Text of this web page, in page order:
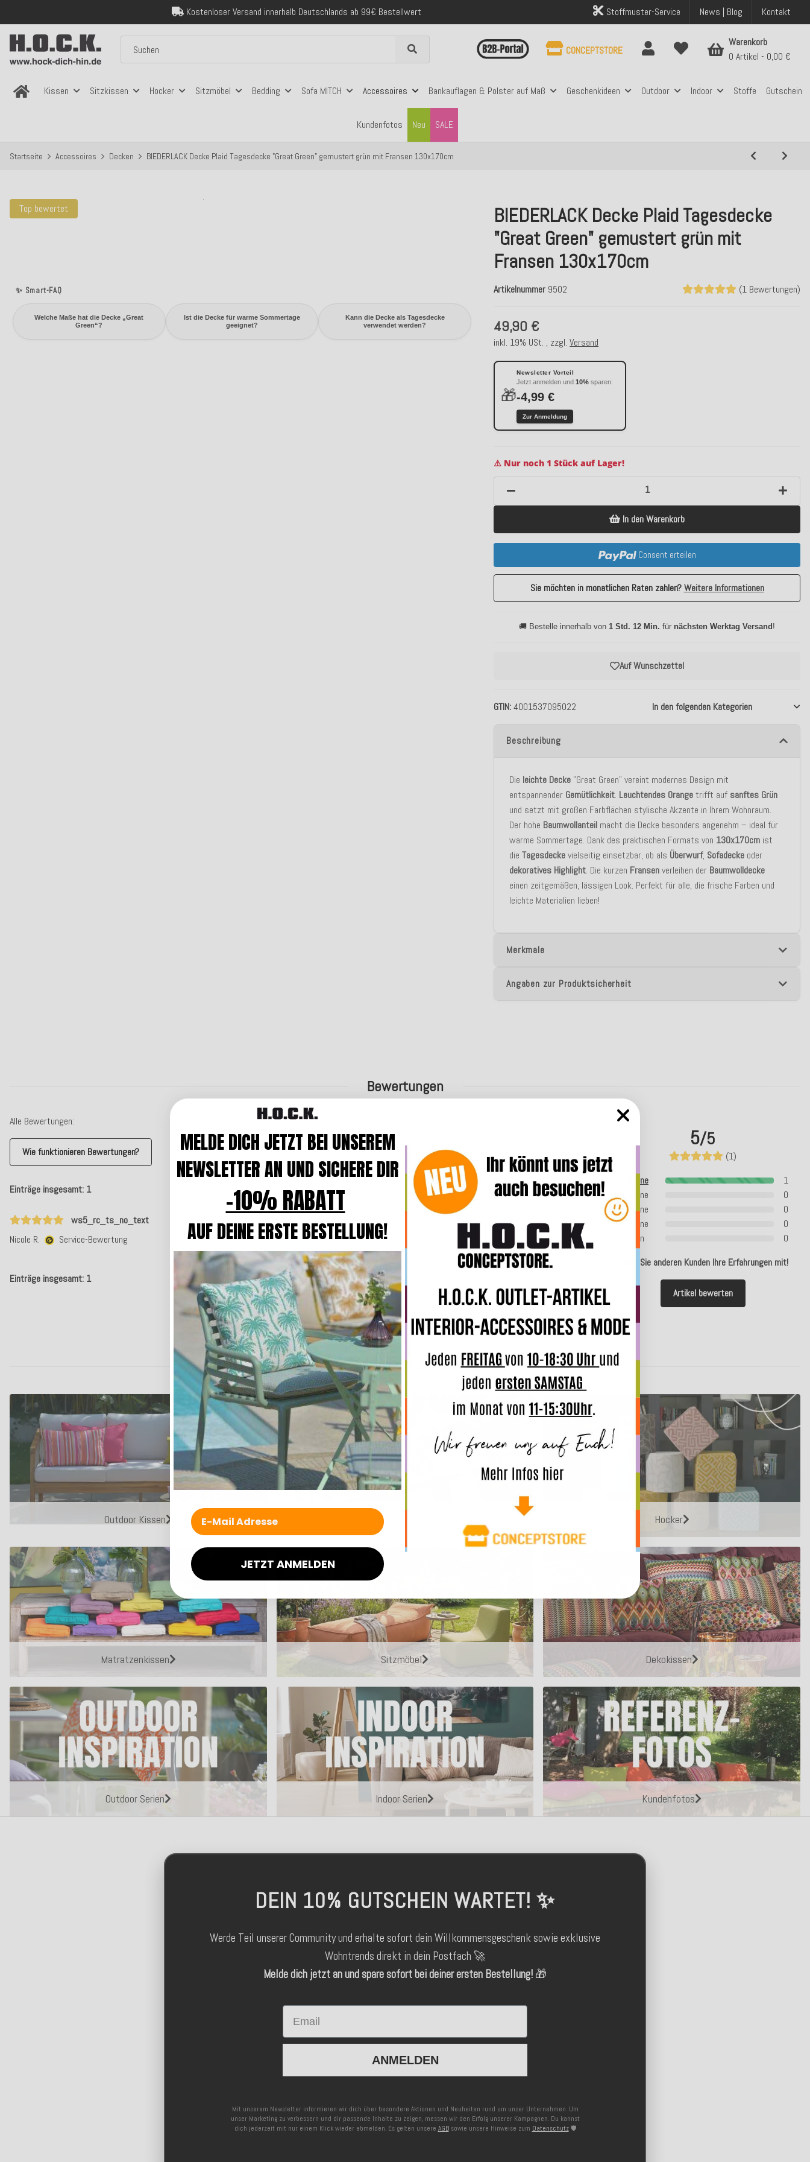
Kostenloser Versand innerhalb Deutschlands ab 99€ Bestellwert
Über 120.000 erfolgreich versendete Bestellungen
Kostenloser Versand innerhalb Deutschlands ab 99€ Bestellwert
Stoffmuster-Service News | Blog Kontakt
Kissen Sitzkissen Hocker Sitzmöbel Bedding Sofa MITCH Accessoires Bankauflagen & Polster auf Maß Geschenkideen Outdoor Indoor Stoffe Gutschein
Kundenfotos SALE
Neu
CONCEPTSTORE
Warenkorb
0 Artikel
0,00 €
Startseite Accessoires Decken BIEDERLACK Decke Plaid Tagesdecke "Great Green" gemustert grün mit Fransen 130x170cm
Top bewertet
✨ Smart-FAQ
Welche Maße hat die Decke „Great
Green“?
Ist die Decke für warme Sommertage
geeignet?
Kann die Decke als Tagesdecke
verwendet werden?
BIEDERLACK Decke Plaid Tagesdecke
"Great Green" gemustert grün mit
Fransen 130x170cm
(1 Bewertungen)
Artikelnummer 9502
GTIN 4001537095022 In den folgenden Kategorien
49,90 €
inkl. 19% USt. , zzgl.Versand
🎁
Newsletter Vorteil
Jetzt anmelden und10% sparen:
-4,99 €
Zur Anmeldung
Auf Wunschzettel
⚠️ Nur noch 1 Stück auf Lager!
In den Warenkorb
Consent erteilen
Sie möchten in monatlichen Raten zahlen?Weitere Informationen
🚚 Bestelle innerhalb von1 Std. 12 Min. für nächsten Werktag Versand !
Beschreibung
Die leichte Decke "Great Green" vereint modernes Design mit
entspannender Gemütlichkeit. Leuchtendes Orangetrifft auf sanftes Grün
und setzt mit großen Farbflächen stylische Akzente in Ihrem Wohnraum.
Der hohe Baumwollanteil macht die Decke besonders angenehm – ideal für
warme Sommertage. Dank des praktischen Formats von 130x170cm ist
dieTagesdeckevielseitig einsetzbar, ob als Überwurf, Sofadecke oder
dekoratives Highlight. Die kurzen Fransenverleihen der Baumwolldecke
einen zeitgemäßen, lässigen Look. Perfekt für alle, die frische Farben und
leichte Materialien lieben!
Merkmale
Angaben zur Produktsicherheit
Bewertungen
5/5
(1)
5 Sterne
1
4 Sterne
0
3 Sterne
0
2 Sterne
0
1 Stern
0
Teilen Sie anderen Kunden Ihre Erfahrungen mit!
Artikel bewerten
Alle Bewertungen:
Wie funktionieren Bewertungen?
Einträge insgesamt: 1
ws5_rc_ts_no_text
Nicole R.
Service-Bewertung
Einträge insgesamt: 1
ENTDECKEN SIE UNSER SORTIMENT
Outdoor Kissen Sitzkissen Hocker
Matratzenkissen Sitzmöbel Dekokissen
Outdoor Serien Indoor Serien Kundenfotos
DEIN 10% GUTSCHEIN WARTET! ✨
Werde Teil unserer Community und erhalte sofort dein Willkommensgeschenk sowie exklusive
Wohntrends direkt in dein Postfach 🚀
Melde dich jetzt an und spare sofort bei deiner ersten Bestellung! 🎁
Email
ANMELDEN
Mit unserem Newsletter informieren wir dich über besondere Aktionen und Neuheiten rund um unser Unternehmen. Um
unser Marketing zu verbessern und dir passende Inhalte zu zeigen, messen wir den Erfolg unserer Kampagnen. Du kannst
dich jederzeit mit nur einem Klick wieder abmelden. Es gelten unsere AGBsowie unsere Hinweise zum Datenschutz🛡️
MELDE DICH JETZT BEI UNSEREM
NEWSLETTER AN UND SICHERE DIR
-10% RABATT
AUF DEINE ERSTE BESTELLUNG!
JETZT ANMELDEN